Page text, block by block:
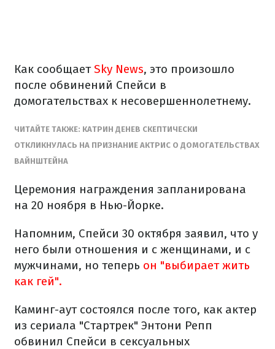
Как сообщаетSky News, это произошло
после обвинений Спейси в
домогательствах к несовершеннолетнему.
ЧИТАЙТЕ ТАКЖЕ: КАТРИН ДЕНЕВ СКЕПТИЧЕСКИ
ОТКЛИКНУЛАСЬ НА ПРИЗНАНИЕ АКТРИС О ДОМОГАТЕЛЬСТВАХ
ВАЙНШТЕЙНА
Церемония награждения запланирована
на 20 ноября в Нью-Йорке.
Напомним, Спейси 30 октября заявил, что у
него были отношения и с женщинами, и с
мужчинами, но теперь он "выбирает жить
как гей".
Каминг-аут состоялся после того, как актер
из сериала "Стартрек" Энтони Репп
обвинил Спейси в сексуальных